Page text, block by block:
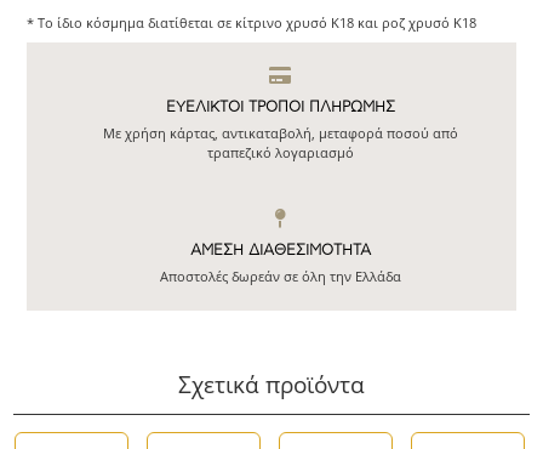
* Το ίδιο κόσμημα διατίθεται σε κίτρινο χρυσό Κ18 και ροζ χρυσό Κ18
ΕΥΕΛΙΚΤΟΙ ΤΡΟΠΟΙ ΠΛΗΡΩΜΗΣ
Με χρήση κάρτας, αντικαταβολή, μεταφορά ποσού από
τραπεζικό λογαριασμό
ΆΜΕΣΗ ΔΙΑΘΕΣΙΜΌΤΗΤΑ
Αποστολές δωρεάν σε όλη την Ελλάδα
Σχετικά προϊόντα